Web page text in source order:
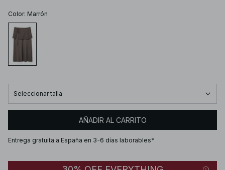
Color: Marrón
Seleccionar talla
AÑADIR AL CARRITO
Entrega gratuita a España en 3-6 días laborables*